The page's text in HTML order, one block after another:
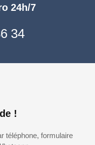
24h/7
34
!
téléphone, formulaire